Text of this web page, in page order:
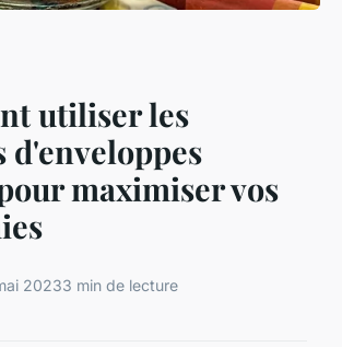
utiliser les
d'enveloppes
maximiser vos
20233 min de lecture